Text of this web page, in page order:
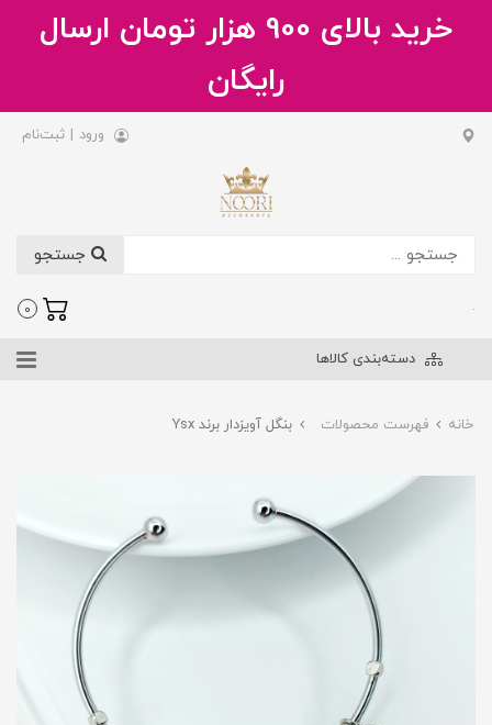
خرید بالای 900 هزار تومان ارسال
رایگان
ورود | ثبت‌نام
.
0
دسته‌بندی کالاها
خانه فهرست محصولات بنگل آویزدار برند Ysx